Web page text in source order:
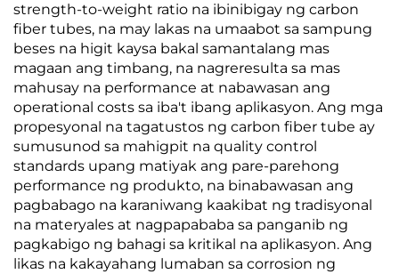
strength-to-weight ratio na ibinibigay ng carbon
fiber tubes, na may lakas na umaabot sa sampung
beses na higit kaysa bakal samantalang mas
magaan ang timbang, na nagreresulta sa mas
mahusay na performance at nabawasan ang
operational costs sa iba't ibang aplikasyon. Ang mga
propesyonal na tagatustos ng carbon fiber tube ay
sumusunod sa mahigpit na quality control
standards upang matiyak ang pare-parehong
performance ng produkto, na binabawasan ang
pagbabago na karaniwang kaakibat ng tradisyonal
na materyales at nagpapababa sa panganib ng
pagkabigo ng bahagi sa kritikal na aplikasyon. Ang
likas na kakayahang lumaban sa corrosion ng